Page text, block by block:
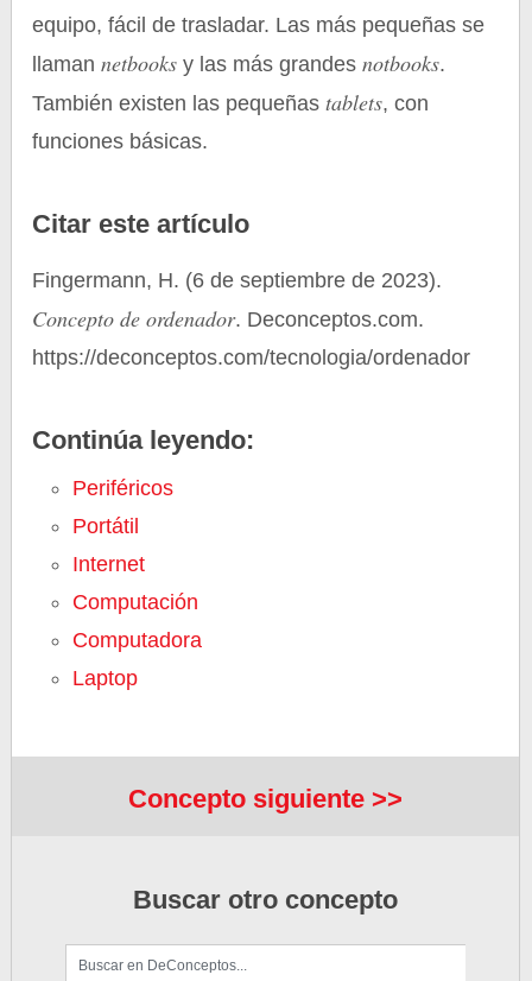
equipo, fácil de trasladar. Las más pequeñas se
llamannetbooks y las más grandesnotbooks.
También existen las pequeñas tablets, con
funciones básicas.
Citar este artículo
Fingermann, H. (6 de septiembre de 2023).
Concepto de ordenador. Deconceptos.com.
https://deconceptos.com/tecnologia/ordenador
Continúa leyendo:
Periféricos
Portátil
Internet
Computación
Computadora
Laptop
Concepto siguiente >>
Buscar otro concepto